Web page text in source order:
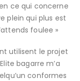
ce qui concerne
plein qui plus est
foulee »
utilisent le projet
bagarre m’a
conformes